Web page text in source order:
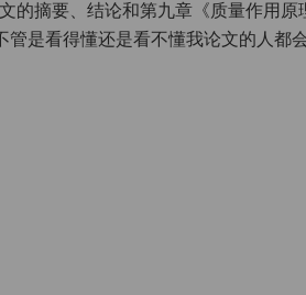
的摘要、结论和第九章《质量作用原
是看得懂还是看不懂我论文的人都